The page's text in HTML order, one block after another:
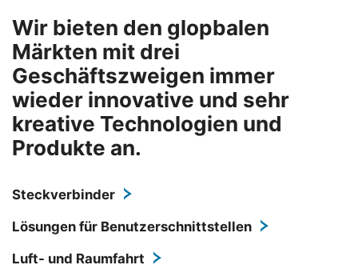
Wir bieten den glopbalen
Märkten mit drei
Geschäftszweigen immer
wieder innovative und sehr
kreative Technologien und
Produkte an.
Steckverbinder
Lösungen für Benutzerschnittstellen
Luft- und Raumfahrt